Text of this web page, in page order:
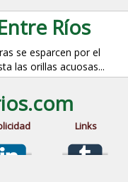
Ríos
se esparcen por el
las orillas acuosas...
Links